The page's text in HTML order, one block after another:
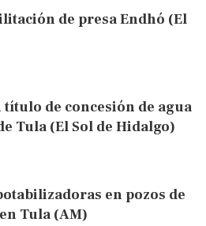
de presa Endhó (El
de concesión de agua
Tula (El Sol de Hidalgo)
en pozos de
Tula (AM)